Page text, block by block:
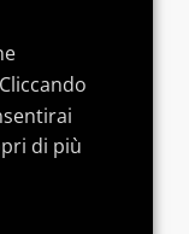
dedicate per
che
di più